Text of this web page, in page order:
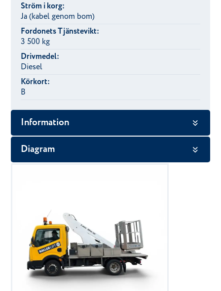
Ström i korg:
Ja (kabel genom bom)
Fordonets Tjänstevikt:
3 500 kg
Drivmedel:
Diesel
Körkort:
B
Information
Diagram